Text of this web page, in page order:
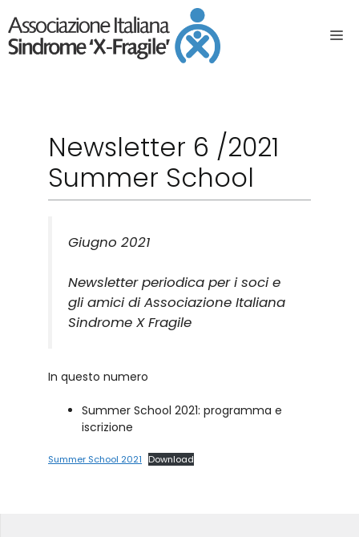
Newsletter 6 /2021
Summer School
Giugno 2021
Newsletter periodica per i soci e
gli amici di Associazione Italiana
Sindrome X Fragile
In questo numero
Summer School 2021: programma e
iscrizione
Summer School 2021 Download